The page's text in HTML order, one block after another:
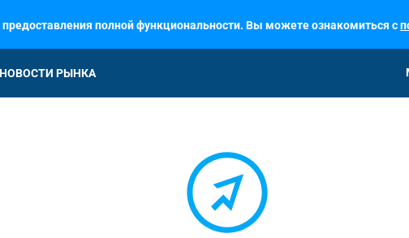
полной функциональности. Вы можете ознакомиться с
НОВОСТИ РЫНКА